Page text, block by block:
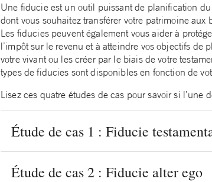
Une fiducie est un outil puissant de planification
dont vous souhaitez transférer votre patrimoine
Les fiducies peuvent également vous aider à
l’impôt sur le revenu et à atteindre vos objectifs
votre vivant ou les créer par le biais de votre
types de fiducies sont disponibles en fonction de
Lisez ces quatre études de cas pour savoir si l’une
Étude de cas 1 : Fiducie
Étude de cas 2 : Fiducie alter ego